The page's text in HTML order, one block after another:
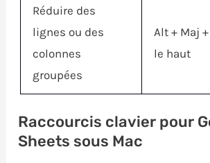
Réduire des
lignes ou des
colonnes
groupées
Alt + Maj
le haut
Raccourcis clavier pour
Sheets sous Mac